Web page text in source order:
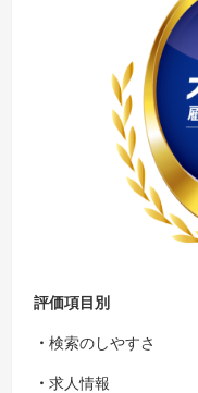
評価項目別
・ 検索のしやすさ
・ 求人情報